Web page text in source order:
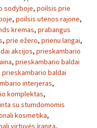
sodyboje, poilsis prie
, poilsis utenos rajone,
kremas, prabangus
, prie ežero, prienu langai,
akcijos, prieskambario
, prieskambario baldai
prieskambario baldai
interjeras,
komplektas,
su stumdomomis
kosmetika,
virtuvės įranga,